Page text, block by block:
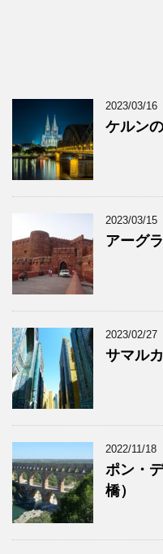
2023/03/16
ケルン
2023/03/15
アーグ
2023/02/27
サマル
2022/11/18
ポン・
橋）